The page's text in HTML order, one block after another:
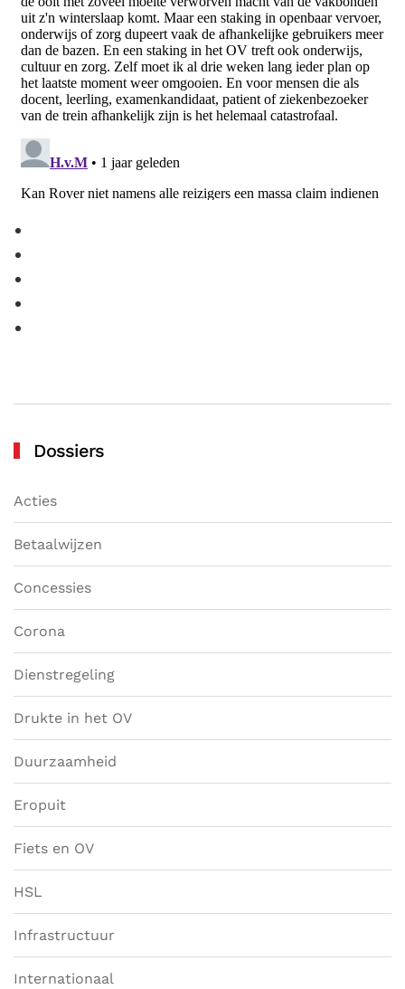
Dossiers
Acties
Betaalwijzen
Concessies
Corona
Dienstregeling
Drukte in het OV
Duurzaamheid
Eropuit
Fiets en OV
HSL
Infrastructuur
Internationaal